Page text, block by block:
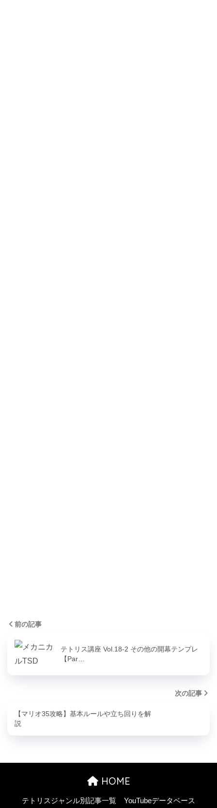
前の記事
テトリス講座 Vol.18-2 その他の開幕テンプレ
【Par…
次の記事
【マリオ35攻略】基本ルールや立ち回りを解
説
HOME
テトリスジャンル別記事一覧 YouTubeデータベース